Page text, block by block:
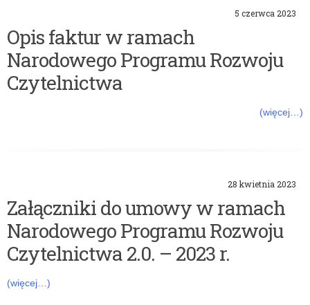
5 czerwca 2023
Opis faktur w ramach
Narodowego Programu Rozwoju
Czytelnictwa
(więcej…)
28 kwietnia 2023
Załączniki do umowy w ramach
Narodowego Programu Rozwoju
Czytelnictwa 2.0. – 2023 r.
(więcej…)